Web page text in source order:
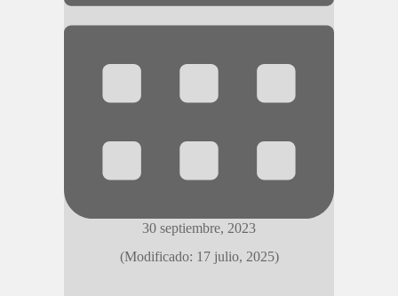
30 septiembre, 2023
(Modificado: 17 julio, 2025)